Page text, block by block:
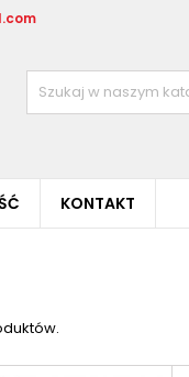
KONTAKT